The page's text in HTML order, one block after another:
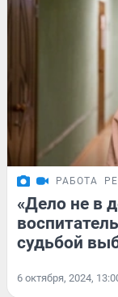
РАБОТА
«Дело не в
судьбой
6 октября, 2024,